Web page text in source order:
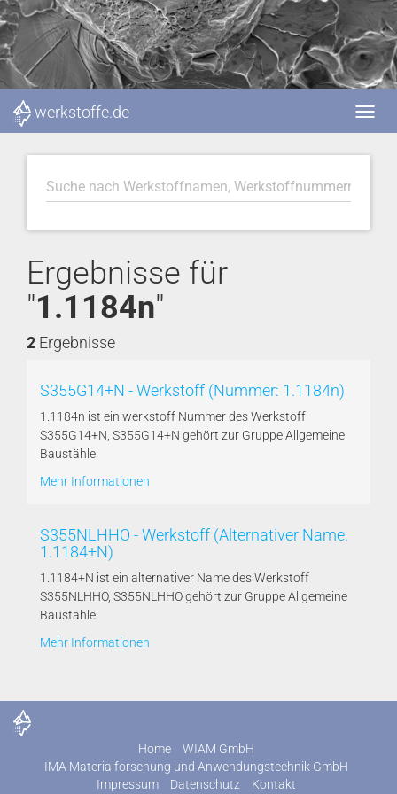
werkstoffe.de
Ergebnisse für
"1.1184n"
2 Ergebnisse
S355G14+N - Werkstoff (Nummer: 1.1184n)
1.1184n ist ein werkstoff Nummer des Werkstoff
S355G14+N, S355G14+N gehört zur Gruppe Allgemeine
Baustähle
Mehr Informationen
S355NLHHO - Werkstoff (Alternativer Name:
1.1184+N)
1.1184+N ist ein alternativer Name des Werkstoff
S355NLHHO, S355NLHHO gehört zur Gruppe Allgemeine
Baustähle
Mehr Informationen
Home
WIAM GmbH
IMA Materialforschung und Anwendungstechnik GmbH
Impressum
Datenschutz Kontakt